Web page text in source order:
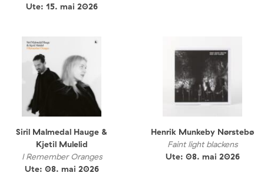
Ute: 15. mai 2026
Siril Malmedal Hauge &
Kjetil Mulelid
I Remember Oranges
Ute: 08. mai 2026
Henrik Munkeby Nørstebø
Faint light blackens
Ute: 08. mai 2026